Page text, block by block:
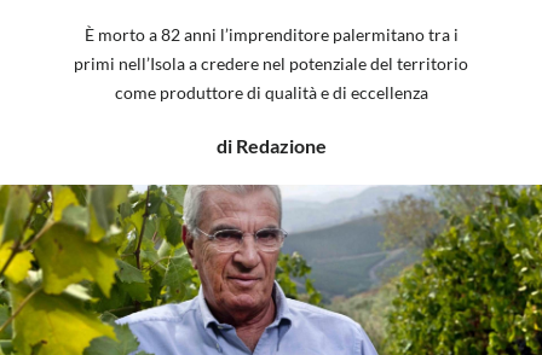
È morto a 82 anni l’imprenditore palermitano tra i
primi nell’Isola a credere nel potenziale del territorio
come produttore di qualità e di eccellenza
di Redazione